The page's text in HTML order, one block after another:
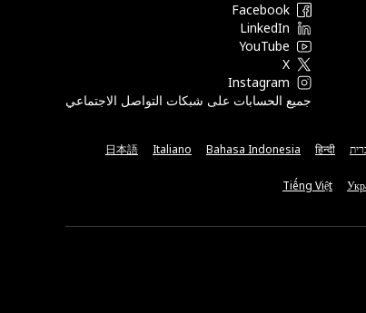
Facebook
LinkedIn
YouTube
X
Instagram
جميع الحسابات على شبكات التواصل الاجتماعي
हिन्दी
Bahasa Indonesia
Italiano
日本語
Tiếng Việt